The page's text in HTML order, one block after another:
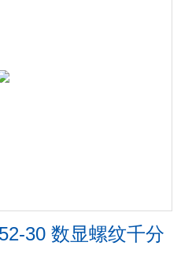
30 数显螺纹千分